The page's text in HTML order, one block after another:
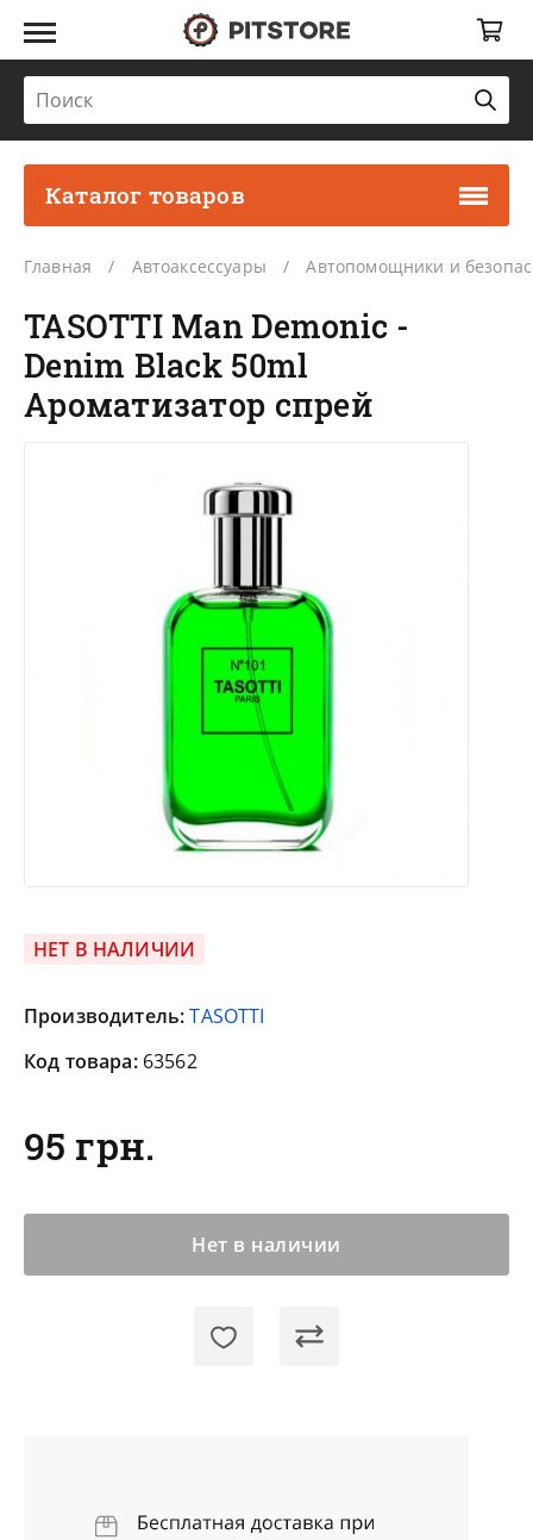
Каталог товаров
Главная Автоаксессуары Автопомощники и
TASOTTI Man Demonic -
Denim Black 50ml
Ароматизатор спрей
НЕТ В НАЛИЧИИ
Производитель:TASOTTI
Код товара: 63562
95 грн.
Нет в наличии